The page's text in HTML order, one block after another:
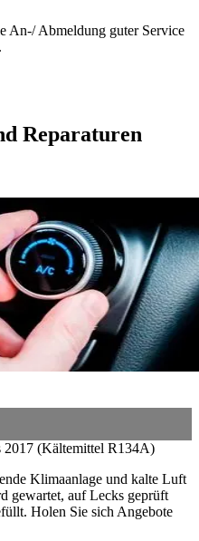
An-/ Abmeldung guter Service
Reparaturen
2017 (Kältemittel R134A)
Klimaanlage und kalte Luft
gewartet, auf Lecks geprüft
Holen Sie sich Angebote